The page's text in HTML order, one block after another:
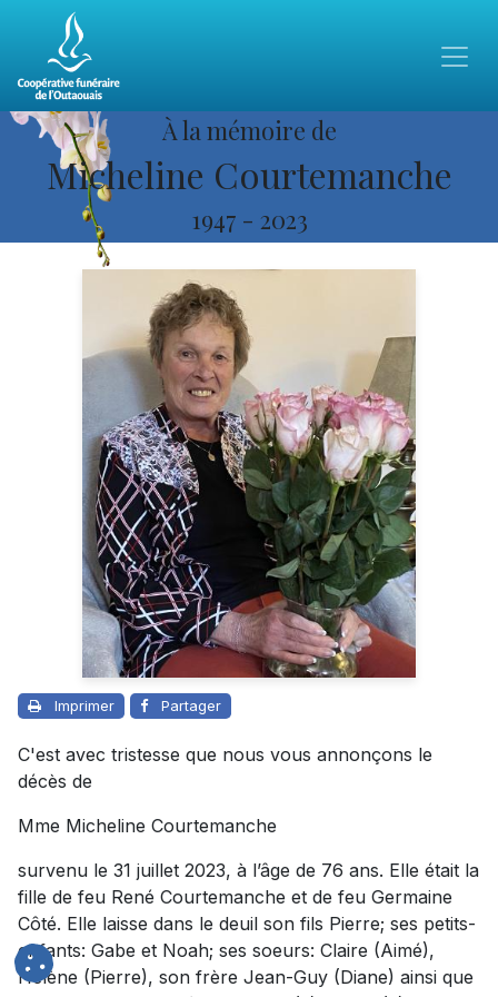
À la mémoire de
Micheline Courtemanche
1947 - 2023
Imprimer Partager
C'est avec tristesse que nous vous annonçons le
décès de
Mme Micheline Courtemanche
survenu le 31 juillet 2023, à l’âge de 76 ans. Elle était la
fille de feu René Courtemanche et de feu Germaine
Côté. Elle laisse dans le deuil son fils Pierre; ses petits-
enfants: Gabe et Noah; ses soeurs: Claire (Aimé),
Hélène (Pierre), son frère Jean-Guy (Diane) ainsi que